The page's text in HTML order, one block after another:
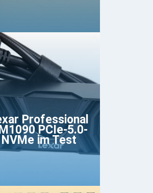
Professional
PCIe-5.0-
NVMe im Test